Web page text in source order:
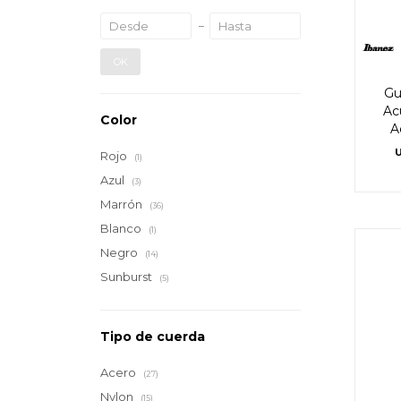
OK
Color
Rojo (1)
Azul (3)
Marrón (36)
Blanco (1)
Negro (14)
Sunburst (5)
Tipo de cuerda
Acero (27)
Nylon (15)